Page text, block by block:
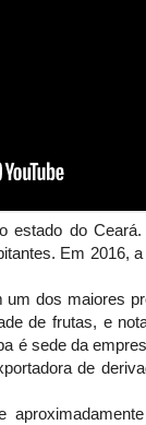
estado do
Em 2016,
dos maiores
de frutas, e
é sede da
de